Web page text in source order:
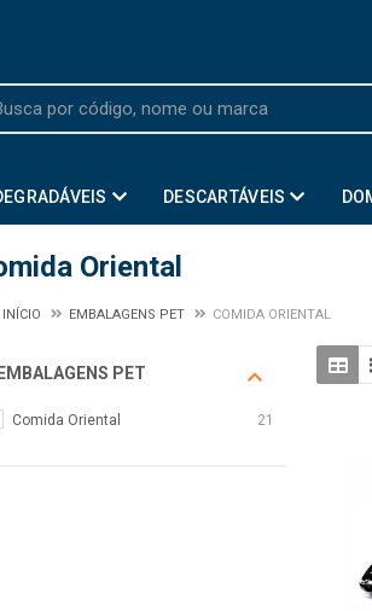
DESCARTÁVEIS
Oriental
INÍCIO EMBALAGENS PET COMIDA ORIENTAL
EMBALAGENS PET
Comida Oriental 21